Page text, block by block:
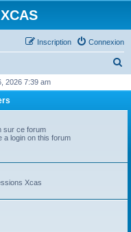
Connexion
Inscription
h
c
2026 7:39 am
sur ce forum
a login on this forum
Xcas